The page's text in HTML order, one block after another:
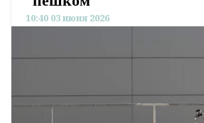
10:40 03 июня 2026